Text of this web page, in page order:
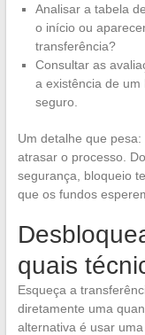
Analisar a tabela
o início ou
transferência?
Consultar as
a existência de um
seguro.
Um detalhe que
atrasar o processo.
segurança, bloqueio
que os fundos
quais
Esqueça a
diretamente uma
alternativa é usar